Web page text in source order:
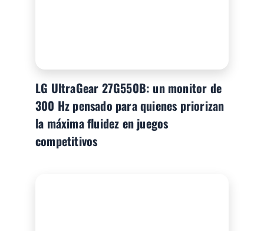
LG UltraGear 27G550B: un monitor de
300 Hz pensado para quienes priorizan
la máxima fluidez en juegos
competitivos